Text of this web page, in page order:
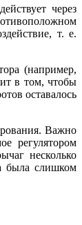
через
т. е.
(например,
в том, чтобы
оставалось
Важно
регулятором
несколько
была слишком